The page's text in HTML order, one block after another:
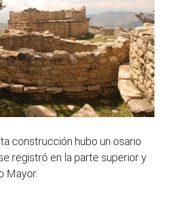
construcción hubo un osario
registró en la parte superior y
Mayor.